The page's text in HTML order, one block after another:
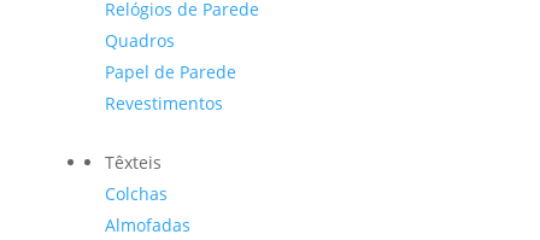
Relógios de Parede
Quadros
Papel de Parede
Revestimentos
Têxteis
Colchas
Almofadas